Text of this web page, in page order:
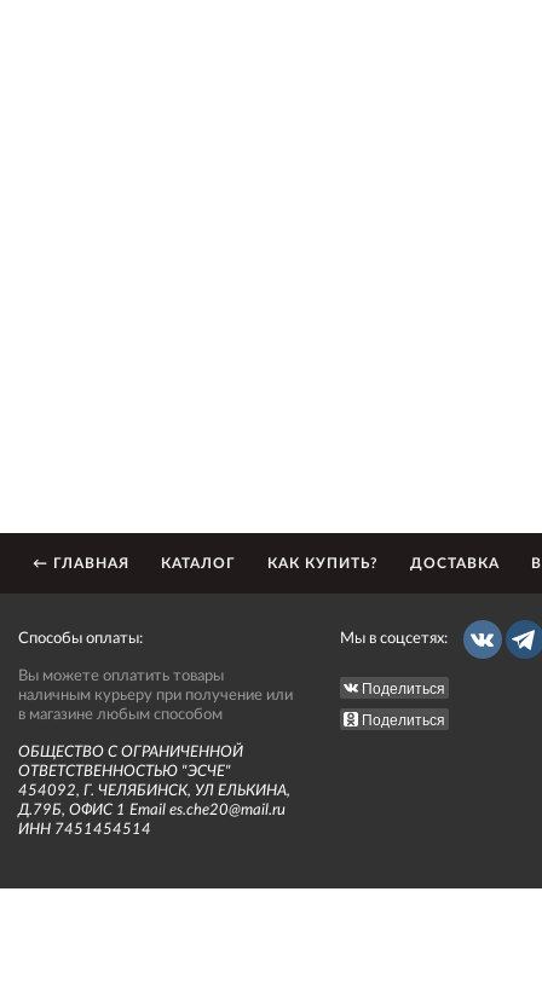
← ГЛАВНАЯ КАТАЛОГ КАК КУПИТЬ? ДОСТАВКА
Способы оплаты:
Вы можете оплатить товары
наличным курьеру при получение или
в магазине любым способом
ОБЩЕСТВО С ОГРАНИЧЕННОЙ
ОТВЕТСТВЕННОСТЬЮ "ЭСЧЕ"
454092, Г. ЧЕЛЯБИНСК, УЛ ЕЛЬКИНА,
Д.79Б, ОФИС 1 Email es.che20@mail.ru
ИНН 7451454514
Мы в соцсетях:
Поделиться
Поделиться